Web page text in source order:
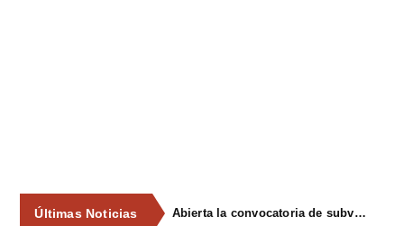
Últimas Noticias Abierta la convocatoria de subvenciones para la participación en el XVI ConcursoExposición de Gochu Asturcelta